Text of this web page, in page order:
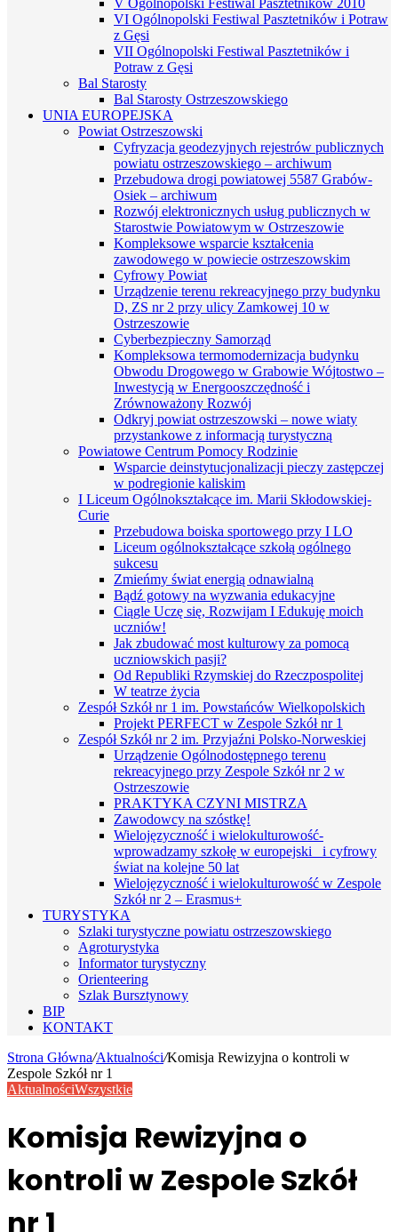
V Ogólnopolski Festiwal Pasztetników 2010
VI Ogólnopolski Festiwal Pasztetników i Potraw
z Gęsi
VII Ogólnopolski Festiwal Pasztetników i
Potraw z Gęsi
Bal Starosty
Bal Starosty Ostrzeszowskiego
UNIA EUROPEJSKA
Powiat Ostrzeszowski
Cyfryzacja geodezyjnych rejestrów publicznych
powiatu ostrzeszowskiego – archiwum
Przebudowa drogi powiatowej 5587 Grabów-
Osiek – archiwum
Rozwój elektronicznych usług publicznych w
Starostwie Powiatowym w Ostrzeszowie
Kompleksowe wsparcie kształcenia
zawodowego w powiecie ostrzeszowskim
Cyfrowy Powiat
Urządzenie terenu rekreacyjnego przy budynku
D, ZS nr 2 przy ulicy Zamkowej 10 w
Ostrzeszowie
Cyberbezpieczny Samorząd
Kompleksowa termomodernizacja budynku
Obwodu Drogowego w Grabowie Wójtostwo –
Inwestycją w Energooszczędność i
Zrównoważony Rozwój
Odkryj powiat ostrzeszowski – nowe wiaty
przystankowe z informacją turystyczną
Powiatowe Centrum Pomocy Rodzinie
Wsparcie deinstytucjonalizacji pieczy zastępczej
w podregionie kaliskim
I Liceum Ogólnokształcące im. Marii Skłodowskiej-
Curie
Przebudowa boiska sportowego przy I LO
Liceum ogólnokształcące szkołą ogólnego
sukcesu
Zmieńmy świat energią odnawialną
Bądź gotowy na wyzwania edukacyjne
Ciągle Uczę się, Rozwijam I Edukuję moich
uczniów!
Jak zbudować most kulturowy za pomocą
uczniowskich pasji?
Od Republiki Rzymskiej do Rzeczpospolitej
W teatrze życia
Zespół Szkół nr 1 im. Powstańców Wielkopolskich
Projekt PERFECT w Zespole Szkół nr 1
Zespół Szkół nr 2 im. Przyjaźni Polsko-Norweskiej
Urządzenie Ogólnodostępnego terenu
rekreacyjnego przy Zespole Szkół nr 2 w
Ostrzeszowie
PRAKTYKA CZYNI MISTRZA
Zawodowcy na szóstkę!
Wielojęzyczność i wielokulturowość-
wprowadzamy szkołę w europejski i cyfrowy
świat na kolejne 50 lat
Wielojęzyczność i wielokulturowość w Zespole
Szkół nr 2 – Erasmus+
TURYSTYKA
Szlaki turystyczne powiatu ostrzeszowskiego
Agroturystyka
Informator turystyczny
Orienteering
Szlak Bursztynowy
BIP
KONTAKT
Strona Główna/Aktualności/Komisja Rewizyjna o kontroli w
Zespole Szkół nr 1
AktualnościWszystkie
Komisja Rewizyjna o
kontroli w Zespole Szkół
nr 1